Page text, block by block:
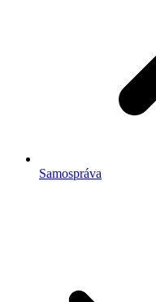
Samospráva